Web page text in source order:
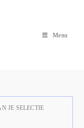
Menu
JE SELECTIE